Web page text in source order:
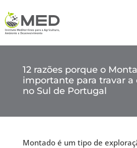
12 razões porque o
importante para travar a
no Sul de Portugal
Montado é um tipo de